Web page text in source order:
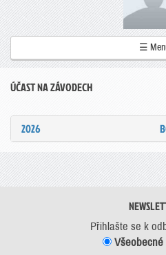
☰
ÚČAST NA ZÁVODECH
2026
Přihlašte se k
Všeobecné